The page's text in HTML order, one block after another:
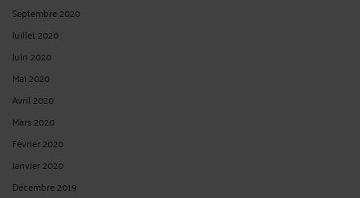
Septembre 2020
Juillet 2020
Juin 2020
Mai 2020
Avril 2020
Mars 2020
Février 2020
Janvier 2020
Décembre 2019